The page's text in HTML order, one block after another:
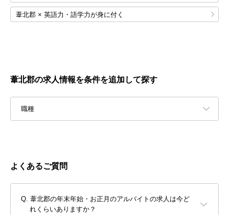
葦北郡 × 英語力・語学力が身に付く
葦北郡の求人情報を条件を追加して探す
職種
よくあるご質問
葦北郡の年末年始・お正月のアルバイトの求人は今ど
れくらいありますか？